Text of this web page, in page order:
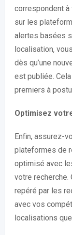
correspondent
sur les
alertes basées
localisation,
dès qu’une
est publiée.
premiers à
Optimisez
Enfin, assurez-
plateformes de
optimisé avec
votre recherche.
repéré par les
avec vos
localisations